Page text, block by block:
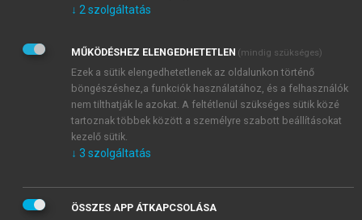
Kérek értesítést az Akadémiai Kiadó Zrt. újdonságairól,
Adatkezelési tájékoztatóbanfoglaltakat tudomásul
veszem és elfogadom.
Általános vásárlási feltételeket, valamint a szotar.netés a
mersz.huoldalak licencszerződéseiben foglaltakat
tudomásul veszem és elfogadom.
KIPRÓBÁLOM
↓ 2 szolgáltatás
MŰKÖDÉSHEZ ELENGEDHETETLEN (mindig szükséges)
Ezek a sütik elengedhetetlenek az oldalunkon történő
böngészéshez,a funkciók használatához, és a felhasználók
nem tilthatják le azokat. A feltétlenül szükséges sütik közé
tartoznak többek között a személyre szabott beállításokat
kezelő sütik.
↓ 3 szolgáltatás
ÖSSZES APP ÁTKAPCSOLÁSA